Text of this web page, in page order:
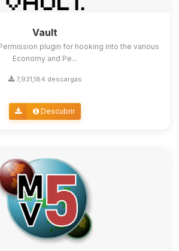
Vault
plugin for hooking into the various
Economy and Pe...
7,931,184 descargas
Descubrir